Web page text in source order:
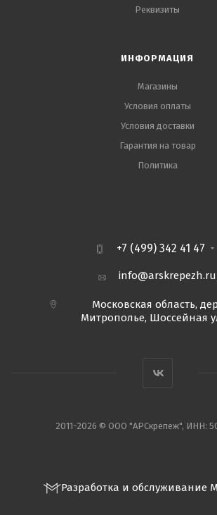
Реквизиты
ИНФОРМАЦИЯ
Магазины
Условия оплаты
Условия доставки
Гарантия на товар
Политика
+7 (499) 342 41 47
info@arskrepezh.ru
Московская область,
Митрополье, Шоссейная
2011-2026 © ООО "АРСкрепеж", ИНН:
Разработка и обслуживание